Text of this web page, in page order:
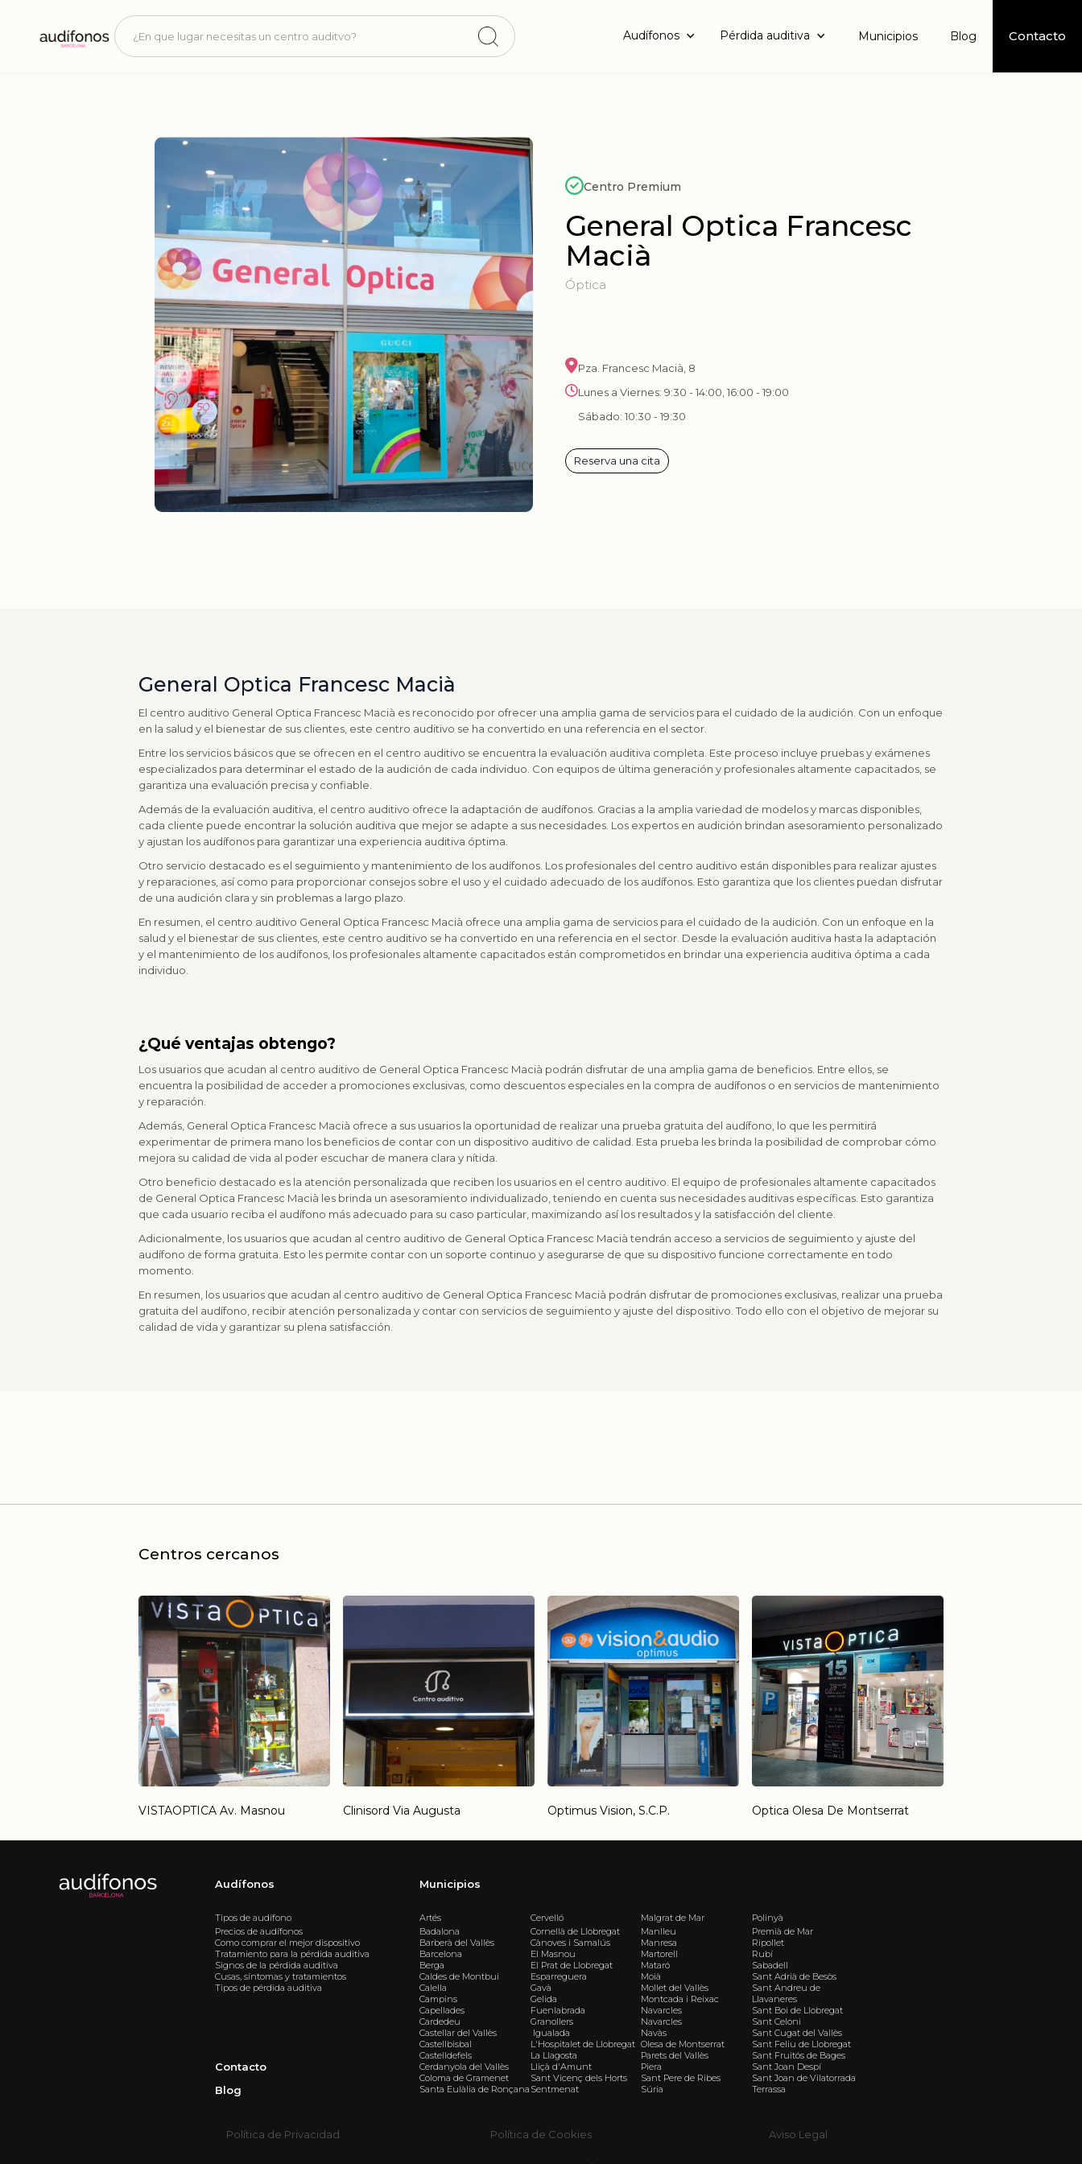
Audífonos Pérdida auditiva Municipios Blog Contacto
Centro Premium
General Optica Francesc
Macià
Óptica
Pza. Francesc Macià, 8
Lunes a Viernes: 9:30 - 14:00, 16:00 - 19:00
Sábado: 10:30 - 19:30
Reserva una cita
General Optica Francesc Macià
El centro auditivo General Optica Francesc Macià es reconocido por ofrecer una amplia gama de servicios para el cuidado de la audición. Con un enfoque
en la salud y el bienestar de sus clientes, este centro auditivo se ha convertido en una referencia en el sector.
Entre los servicios básicos que se ofrecen en el centro auditivo se encuentra la evaluación auditiva completa. Este proceso incluye pruebas y exámenes
especializados para determinar el estado de la audición de cada individuo. Con equipos de última generación y profesionales altamente capacitados, se
garantiza una evaluación precisa y confiable.
Además de la evaluación auditiva, el centro auditivo ofrece la adaptación de audífonos. Gracias a la amplia variedad de modelos y marcas disponibles,
cada cliente puede encontrar la solución auditiva que mejor se adapte a sus necesidades. Los expertos en audición brindan asesoramiento personalizado
y ajustan los audífonos para garantizar una experiencia auditiva óptima.
Otro servicio destacado es el seguimiento y mantenimiento de los audífonos. Los profesionales del centro auditivo están disponibles para realizar ajustes
y reparaciones, así como para proporcionar consejos sobre el uso y el cuidado adecuado de los audífonos. Esto garantiza que los clientes puedan disfrutar
de una audición clara y sin problemas a largo plazo.
En resumen, el centro auditivo General Optica Francesc Macià ofrece una amplia gama de servicios para el cuidado de la audición. Con un enfoque en la
salud y el bienestar de sus clientes, este centro auditivo se ha convertido en una referencia en el sector. Desde la evaluación auditiva hasta la adaptación
y el mantenimiento de los audífonos, los profesionales altamente capacitados están comprometidos en brindar una experiencia auditiva óptima a cada
individuo.
¿Qué ventajas obtengo?
Los usuarios que acudan al centro auditivo de General Optica Francesc Macià podrán disfrutar de una amplia gama de beneficios. Entre ellos, se
encuentra la posibilidad de acceder a promociones exclusivas, como descuentos especiales en la compra de audífonos o en servicios de mantenimiento
y reparación.
Además, General Optica Francesc Macià ofrece a sus usuarios la oportunidad de realizar una prueba gratuita del audífono, lo que les permitirá
experimentar de primera mano los beneficios de contar con un dispositivo auditivo de calidad. Esta prueba les brinda la posibilidad de comprobar cómo
mejora su calidad de vida al poder escuchar de manera clara y nítida.
Otro beneficio destacado es la atención personalizada que reciben los usuarios en el centro auditivo. El equipo de profesionales altamente capacitados
de General Optica Francesc Macià les brinda un asesoramiento individualizado, teniendo en cuenta sus necesidades auditivas específicas. Esto garantiza
que cada usuario reciba el audífono más adecuado para su caso particular, maximizando así los resultados y la satisfacción del cliente.
Adicionalmente, los usuarios que acudan al centro auditivo de General Optica Francesc Macià tendrán acceso a servicios de seguimiento y ajuste del
audífono de forma gratuita. Esto les permite contar con un soporte continuo y asegurarse de que su dispositivo funcione correctamente en todo
momento.
En resumen, los usuarios que acudan al centro auditivo de General Optica Francesc Macià podrán disfrutar de promociones exclusivas, realizar una prueba
gratuita del audífono, recibir atención personalizada y contar con servicios de seguimiento y ajuste del dispositivo. Todo ello con el objetivo de mejorar su
calidad de vida y garantizar su plena satisfacción.
Centros cercanos
VISTAOPTICA Av. Masnou Clinisord Via Augusta Optimus Vision, S.C.P. Optica Olesa De Montserrat
Audífonos
Tipos de audífono
Precios de audífonos
Como comprar el mejor dispositivo
Tratamiento para la pérdida auditiva
Signos de la pérdida auditiva
Cusas, síntomas y tratamientos
Tipos de pérdida auditiva
Contacto
Blog
Municipios
Artés
Badalona
Barberà del Vallès
Barcelona
Berga
Caldes de Montbui
Calella
Campins
Capellades
Cardedeu
Castellar del Vallès
Castellbisbal
Castelldefels
Cerdanyola del Vallès
Coloma de Gramenet
Santa Eulàlia de Ronçana
Cervelló
Cornellà de Llobregat
Cànoves i Samalús
El Masnou
El Prat de Llobregat
Esparreguera
Gavà
Gelida
Fuenlabrada
Granollers
Igualada
L'Hospitalet de Llobregat
La Llagosta
Lliçà d'Amunt
Sant Vicenç dels Horts
Sentmenat
Malgrat de Mar
Manlleu
Manresa
Martorell
Mataró
Moià
Mollet del Vallès
Montcada i Reixac
Navarcles
Navarcles
Navàs
Olesa de Montserrat
Parets del Vallès
Piera
Sant Pere de Ribes
Súria
Polinyà
Premià de Mar
Ripollet
Rubí
Sabadell
Sant Adrià de Besòs
Sant Andreu de
Llavaneres
Sant Boi de Llobregat
Sant Celoni
Sant Cugat del Vallès
Sant Feliu de Llobregat
Sant Fruitós de Bages
Sant Joan Despí
Sant Joan de Vilatorrada
Terrassa
Política de Privacidad Política de Cookies Aviso Legal